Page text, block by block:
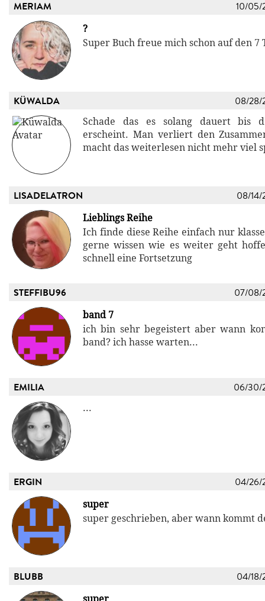
MERIAM 10/05/
?
Super Buch freue mich schon auf den 7
KÜWALDA 08/28/
Schade das es solang dauert bis
erscheint. Man verliert den
macht das weiterlesen nicht mehr viel
LISADELATRON 08/14/
Lieblings Reihe
Ich finde diese Reihe einfach nur
gerne wissen wie es weiter geht
schnell eine Fortsetzung
STEFFIBU96 07/08/
band 7
ich bin sehr begeistert aber wann
band? ich hasse warten...
EMILIA 06/30/
...
ERGIN 04/26/
super
super geschrieben, aber wann kommt
BLUBB 04/18/